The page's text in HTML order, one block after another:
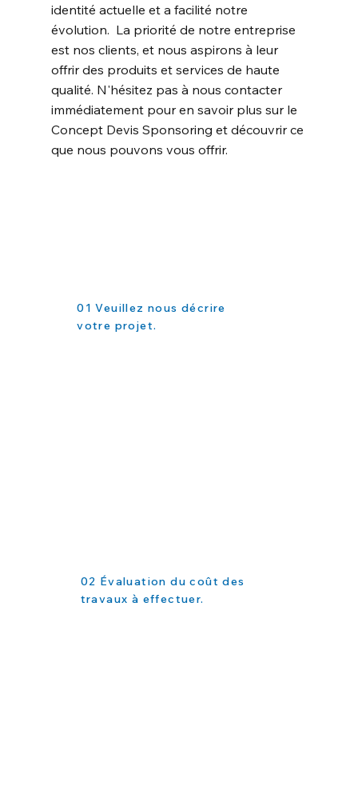
identité actuelle et a facilité notre
évolution. La priorité de notre entreprise
est nos clients, et nous aspirons à leur
offrir des produits et services de haute
qualité. N'hésitez pas à nous contacter
immédiatement pour en savoir plus sur le
Concept Devis Sponsoring et découvrir ce
que nous pouvons vous offrir.
01 Veuillez nous décrire
votre projet.
02 Évaluation du coût des
travaux à effectuer.